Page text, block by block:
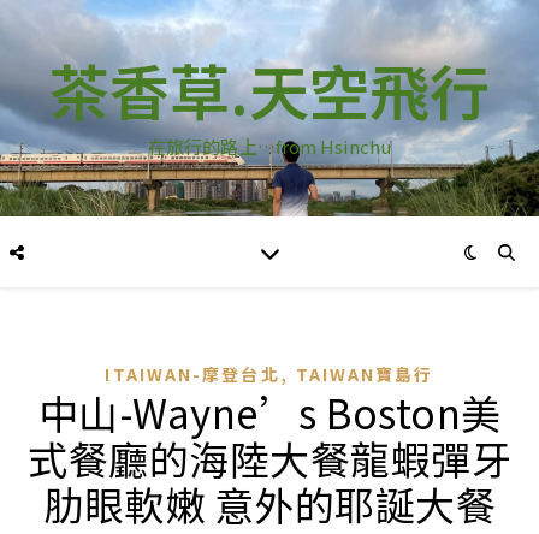
茶香草.天空飛行
在旅行的路上…from Hsinchu
ITAIWAN-摩登台北, TAIWAN寶島行
中山-Wayne’s Boston美
式餐廳的海陸大餐龍蝦彈牙
肋眼軟嫩 意外的耶誕大餐